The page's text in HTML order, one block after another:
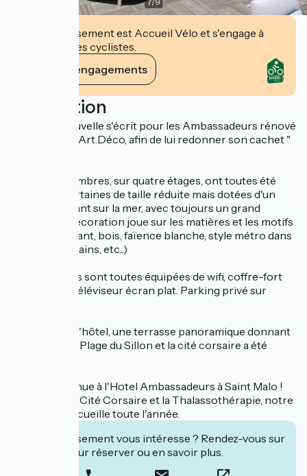
Cet établissement est Accueil Vélo et s'engage à
accueillir des cyclistes.
Voir ses engagements
Description
Une page nouvelle s'écrit pour les Ambassadeurs rénové
dans un style Art Déco, afin de lui redonner son cachet "
Les vingt chambres, sur quatre étages, ont toutes été
rénovées, certaines de taille réduite mais dotées d'un
balcon donnant sur la mer, avec toujours un grand
confort. La décoration joue sur les matières et les motifs
(chrome brillant, bois, faïence blanche, style métro dans
les salles de bains, etc...)
Les chambres sont toutes équipées de wifi, coffre-fort
individuel et téléviseur écran plat. Parking privé sur
Sur le toit de l'hôtel, une terrasse panoramique donnant
sur la Grande Plage du Sillon et la cité corsaire a été
Alors bienvenue à l'Hotel Ambassadeurs à Saint Malo !
Situé entre la Cité Corsaire et la Thalassothérapie, notre
hôtel vous accueille toute l'année.
Cet établissement vous intéresse ? Rendez-vous sur
leur site pour réserver ou en savoir plus.